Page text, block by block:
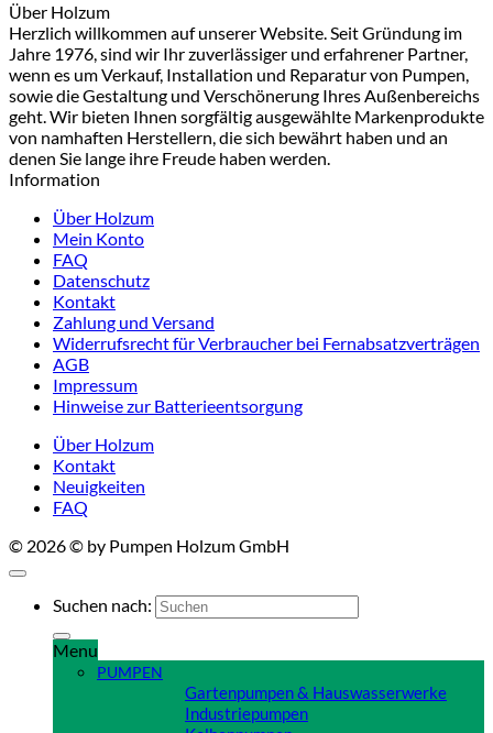
Über Holzum
Herzlich willkommen auf unserer Website. Seit Gründung im
Jahre 1976, sind wir Ihr zuverlässiger und erfahrener Partner,
wenn es um Verkauf, Installation und Reparatur von Pumpen,
sowie die Gestaltung und Verschönerung Ihres Außenbereichs
geht. Wir bieten Ihnen sorgfältig ausgewählte Markenprodukte
von namhaften Herstellern, die sich bewährt haben und an
denen Sie lange ihre Freude haben werden.
Information
Über Holzum
Mein Konto
FAQ
Datenschutz
Kontakt
Zahlung und Versand
Widerrufsrecht für Verbraucher bei Fernabsatzverträgen
AGB
Impressum
Hinweise zur Batterieentsorgung
Über Holzum
Kontakt
Neuigkeiten
FAQ
© 2026 © by Pumpen Holzum GmbH
Suchen nach:
Menu
PUMPEN
Gartenpumpen & Hauswasserwerke
Industriepumpen